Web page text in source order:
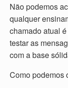
Não podemos
qualquer
chamado atual
testar as
com a base
Como podemos